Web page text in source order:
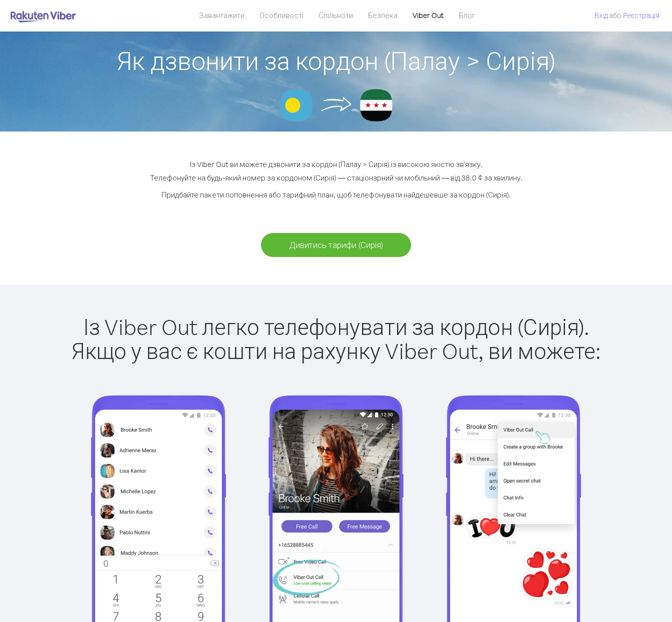
Завантажити Особливості Спільноти Безпека Viber Out Блог Вхід або Pеєстрація
Як дзвонити за кордон (Палау > Сирія)
Із Viber Out ви можете дзвонити за кордон (Палау > Сирія) із високою якістю зв'язку.
Телефонуйте на будь-який номер за кордоном (Сирія) — стаціонарний чи мобільний — від 38.0 ¢ за хвилину.
Придбайте пакети поповнення або тарифний план, щоб телефонувати найдешевше за кордон (Сирія).
Дивитись тарифи (Сирія)
Із Viber Out легко телефонувати за кордон (Сирія).
Якщо у вас є кошти на рахунку Viber Out, ви можете: